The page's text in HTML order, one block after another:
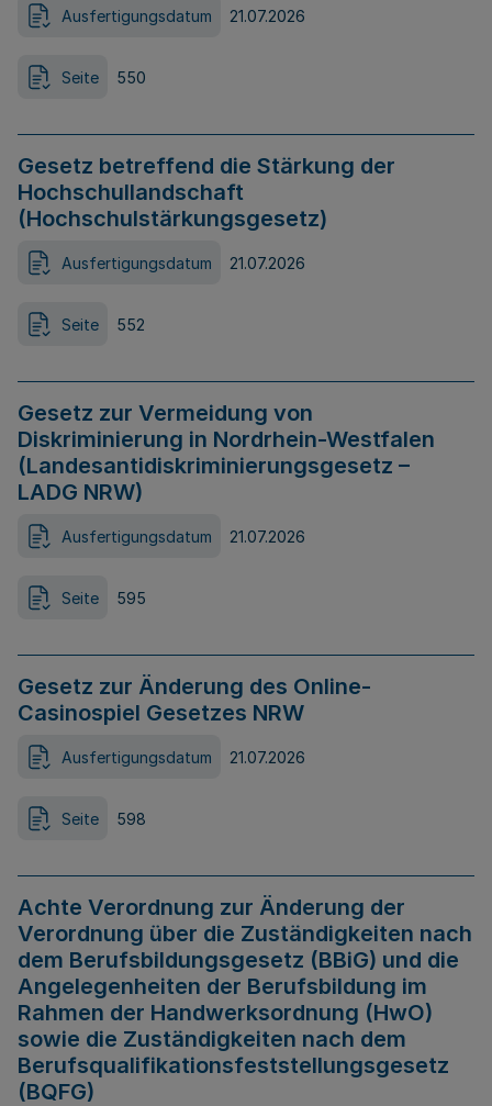
Ausfertigungsdatum 21.07.2026
Seite 550
Gesetz betreffend die Stärkung der
Hochschullandschaft
(Hochschulstärkungsgesetz)
Ausfertigungsdatum 21.07.2026
Seite 552
Gesetz zur Vermeidung von
Diskriminierung in Nordrhein-Westfalen
(Landesantidiskriminierungsgesetz –
LADG NRW)
Ausfertigungsdatum 21.07.2026
Seite 595
Gesetz zur Änderung des Online-
Casinospiel Gesetzes NRW
Ausfertigungsdatum 21.07.2026
Seite 598
Achte Verordnung zur Änderung der
Verordnung über die Zuständigkeiten nach
dem Berufsbildungsgesetz (BBiG) und die
Angelegenheiten der Berufsbildung im
Rahmen der Handwerksordnung (HwO)
sowie die Zuständigkeiten nach dem
Berufsqualifikationsfeststellungsgesetz
(BQFG)